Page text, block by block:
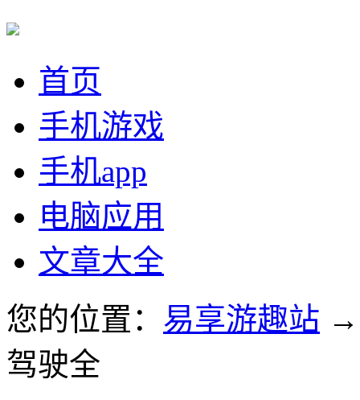
首页
手机游戏
手机app
电脑应用
文章大全
您的位置： 易享游趣站
驾驶全